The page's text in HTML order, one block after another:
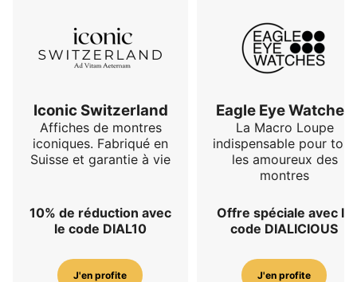
Iconic Switzerland
Affiches de montres
iconiques. Fabriqué en
Suisse et garantie à vie
10% de réduction avec
le code DIAL10
J'en profite
Eagle Eye Watches
La Macro Loupe
indispensable pour tous
les amoureux des
montres
Offre spéciale avec le
code DIALICIOUS
J'en profite